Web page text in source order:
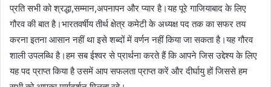
प्रति सभी को श्रद्धा,सम्मान,अपनापन और प्यार है।यह पूरे गाजियाबाद के लिए
गौरव की बात है।भारतवर्षीय तीर्थ क्षेत्र कमेटी के अध्यक्ष पद तक का सफर तय
करना इतना आसान नहीं था इसे शब्दों में वर्णन नहीं किया जा सकता है।यह गौरव
शाली उपलब्धि है।हम सब ईश्वर से प्रार्थना करते हैं कि आपने जिस उद्देश्य के लिए
यह पद प्राप्त किया है उसमें आप सफलता प्राप्त करें और दीर्घायु हों जिससे हम